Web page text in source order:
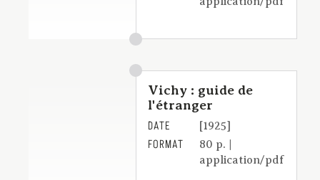
Vichy : guide de
l'étranger
DATE [1925]
FORMAT
80 p. |
application/pdf